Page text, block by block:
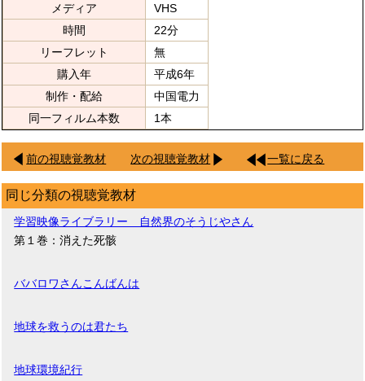
メディア
VHS
時間
22分
リーフレット
無
購入年
平成6年
制作・配給
中国電力
同一フィルム本数
1本
前の視聴覚教材 次の視聴覚教材 一覧に戻る
同じ分類の視聴覚教材
学習映像ライブラリー 自然界のそうじやさん
第１巻：消えた死骸
ババロワさんこんばんは
地球を救うのは君たち
地球環境紀行